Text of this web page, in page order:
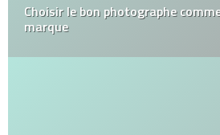
Choisir le bon photographe
marque